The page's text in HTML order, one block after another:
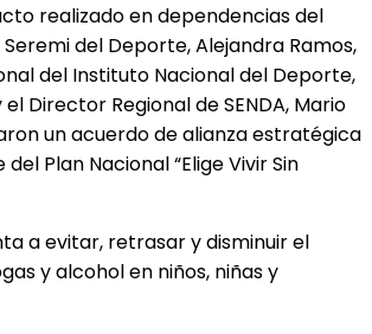
realizado en dependencias del
Seremi del Deporte, Alejandra Ramos,
del Instituto Nacional del Deporte,
Director Regional de SENDA, Mario
un acuerdo de alianza estratégica
Plan Nacional “Elige Vivir Sin
a evitar, retrasar y disminuir el
y alcohol en niños, niñas y